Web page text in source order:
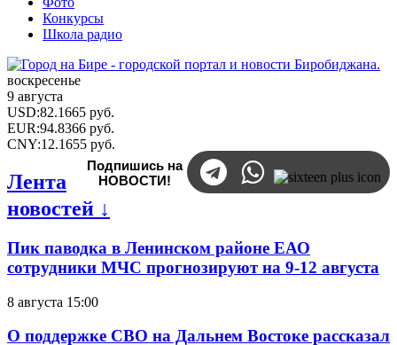
Конкурсы
Школа радио
воскресенье
9 августа
USD:82.1665 руб.
EUR:94.8366 руб.
CNY:12.1655 руб.
Подпишись на
НОВОСТИ!
Лента
новостей ↓
Пик паводка в Ленинском районе ЕАО
сотрудники МЧС прогнозируют на 9-12 августа
8 августа 15:00
О поддержке СВО на Дальнем Востоке рассказал